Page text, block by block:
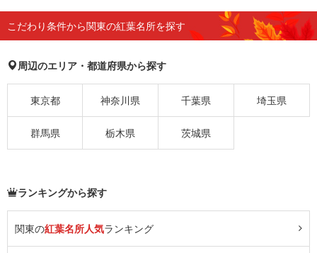
こだわり条件から関東の紅葉名所を探す
周辺のエリア・都道府県から探す
東京都 神奈川県 千葉県 埼玉県
群馬県 栃木県 茨城県
ランキングから探す
関東の紅葉名所人気ランキング